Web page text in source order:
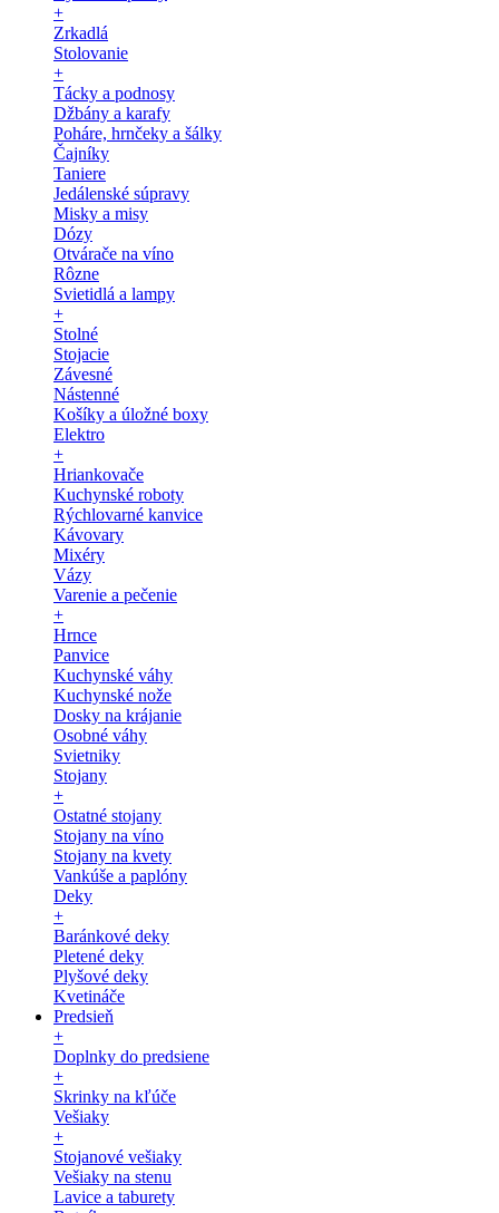
+
Zrkadlá
Stolovanie
+
Tácky a podnosy
Džbány a karafy
Poháre, hrnčeky a šálky
Čajníky
Taniere
Jedálenské súpravy
Misky a misy
Dózy
Otvárače na víno
Rôzne
Svietidlá a lampy
+
Stolné
Stojacie
Závesné
Nástenné
Košíky a úložné boxy
Elektro
+
Hriankovače
Kuchynské roboty
Rýchlovarné kanvice
Kávovary
Mixéry
Vázy
Varenie a pečenie
+
Hrnce
Panvice
Kuchynské váhy
Kuchynské nože
Dosky na krájanie
Osobné váhy
Svietniky
Stojany
+
Ostatné stojany
Stojany na víno
Stojany na kvety
Vankúše a paplóny
Deky
+
Baránkové deky
Pletené deky
Plyšové deky
Kvetináče
Predsieň
+
Doplnky do predsiene
+
Skrinky na kľúče
Vešiaky
+
Stojanové vešiaky
Vešiaky na stenu
Lavice a taburety